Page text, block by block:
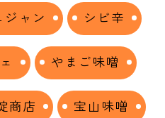
ャン シビ辛
やまご味噌
商店 宝山味噌